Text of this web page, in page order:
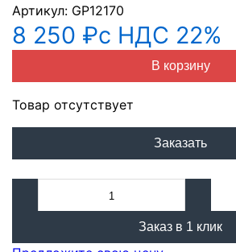
Артикул: GP12170
8 250 ₽с НДС 22%
В корзину
Товар отсутствует
Заказать
Заказ в 1 клик